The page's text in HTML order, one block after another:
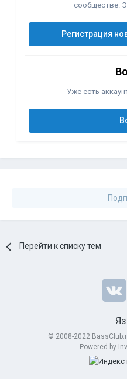
сообществе.
Регистрация
Уже есть
Перейти к списку тем
© 2008-2022
Powered by